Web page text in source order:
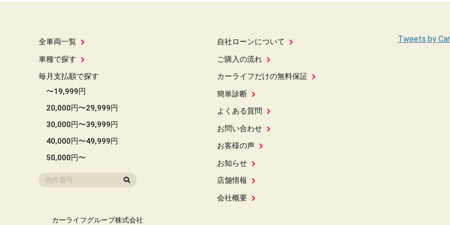
全車両一覧
車種で探す
毎月支払額で探す
〜19,999円
20,000円〜29,999円
30,000円〜39,999円
40,000円〜49,999円
50,000円〜
自社ローンについて
ご購入の流れ
カーライフだけの無料保証
簡単診断
よくある質問
お問い合わせ
お客様の声
お知らせ
店舗情報
会社概要
Tweets by
カーライフグループ株式会社